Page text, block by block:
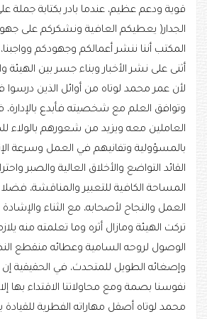
قوية ودعم عظيم، عندما بادر بكتابة جملة
الجدار( يعطيكم العافية ونشكركم على
المكتب أننا ننشر أعمالكم وجهودكم
أثنى على نشر الأخبار وبناء جسر بين الهيئة
لأن عمر محمد لوتاه من أوائل الذين درسوا
وتوافق العلم مع شخصيته فأبدع بالإدارة،
العاملين معه ويزيد من شعورهم بالولاء
بالمسؤولية وتفانيهم في العمل وسرعة
القائد التواضع والأخلاق العالية والصبر
المساحة الكافية للتعبير والمناقشة،
العمل والنجاح لأصحابه، مع الثناء
تركت الهيئة ومازال أثره وما تعلمته منه
الوصول لروحه السامية وعطائه منقطع
وإصغائه الطويل للمتحدث، في الحقيقية
نفوسنا بصمة ومع محاولاتنا الاقتداء بها
محمد لوتاه أصقل مهاراته الفطرية للقيادة